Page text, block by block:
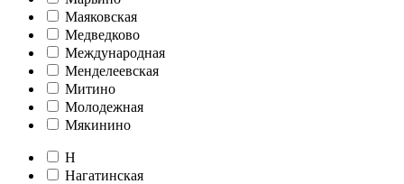
Маяковская
Медведково
Международная
Менделеевская
Митино
Молодежная
Мякинино
Н
Нагатинская